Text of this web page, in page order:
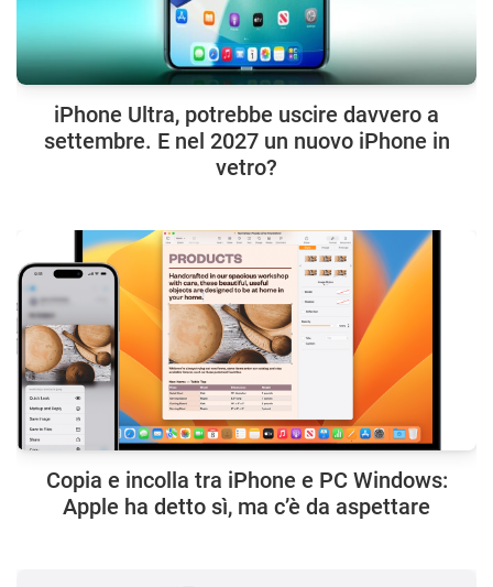
iPhone Ultra, potrebbe uscire davvero a
settembre. E nel 2027 un nuovo iPhone in
vetro?
Copia e incolla tra iPhone e PC Windows:
Apple ha detto sì, ma c’è da aspettare